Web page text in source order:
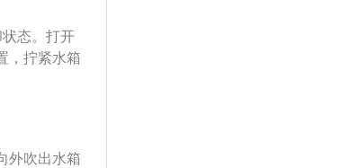
上放入更
的密封容
插入散热
着做直到排
、最后，
始流动，使
上放入更
态。打开
，拧紧水箱
却系统中有
外吹出水箱